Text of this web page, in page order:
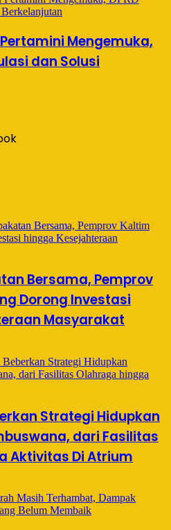
Mengemuka,
dan Solusi
Bersama, Pemprov
Dorong Investasi
Masyarakat
Strategi Hidupkan
dari Fasilitas
Aktivitas Di Atrium